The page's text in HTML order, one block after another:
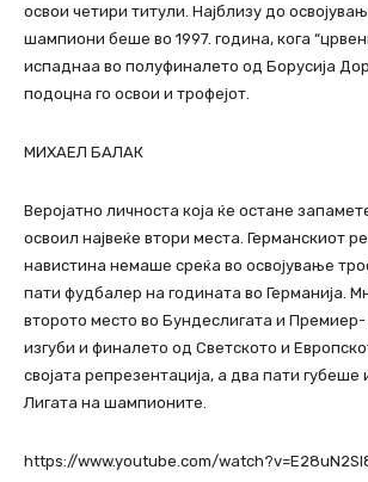
освои четири титули. Најблизу до
шампиони беше во 1997. година, кога
испаднаа во полуфиналето од Борусија
подоцна го освои и трофејот.
МИХАЕЛ БАЛАК
Веројатно личноста која ќе остане
освоил највеќе втори места. Германскиот
навистина немаше среќа во освојување
пати фудбалер на годината во Германија.
второто место во Бундеслигата и Премиер-
изгуби и финалето од Светското и
својата репрезентација, а два пати
Лигата на шампионите.
https://www.youtube.com/